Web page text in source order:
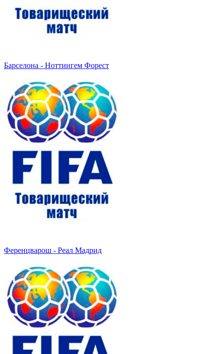
Барселона - Ноттингем Форест
Ференцварош - Реал Мадрид